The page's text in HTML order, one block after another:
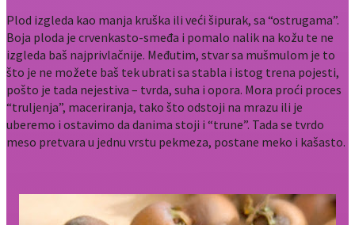
Plod izgleda kao manja kruška ili veći šipurak, sa “ostrugama”.
Boja ploda je crvenkasto-smeđa i pomalo nalik na kožu te ne
izgleda baš najprivlačnije. Međutim, stvar sa mušmulom je to
što je ne možete baš tek ubrati sa stabla i istog trena pojesti,
pošto je tada nejestiva – tvrda, suha i opora. Mora proći proces
“truljenja”, maceriranja, tako što odstoji na mrazu ili je
uberemo i ostavimo da danima stoji i “trune”. Tada se tvrdo
meso pretvara u jednu vrstu pekmeza, postane meko i kašasto.